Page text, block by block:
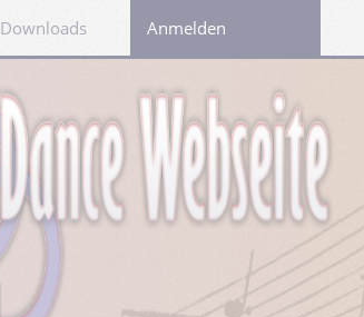
Downloads LinksAnmelden